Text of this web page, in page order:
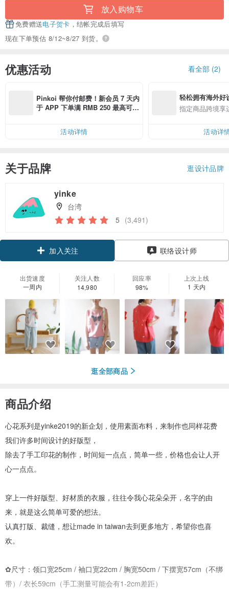
放入购物车
免费赠送电子贺卡 ，结帐完成后填写
现在下单预估 8/12~8/27 到货。
优惠活动 看全部 (2)
Pinkoi 帮你付邮费！新会员 7 天内
于 APP 下单满 RMB 250 最高可折
活动详情
轻松拥有海外好
指定商品跨境享
活动详
关于品牌 逛设计品牌
yinke
台湾
5 (3,491)
加入关注 联络设计师
出货速度
一周内
关注人数
14,980
回应率
98%
上次上线
1 天内
逛全部商品
商品介绍
心花系列是yinke2019的新企划，使用素面布料，来制作也同样花费
我们许多时间设计的好版型，
除去了手工印花的制作，时间短一点点，简单一些，价格也会让人开
心一点点。
穿上一件好版型、好材质的衣服，往往令我心花朵朵开，名字的由
来，就是这么简单可爱的想法。
认真打版、裁缝，想让made in taiwan去到更多地方，希望你也喜
欢。
✿尺寸：领口宽25cm / 袖口宽22cm / 胸宽50cm / 下摆宽57cm（不绑
带）/ 衣长59cm（手工测量可能会有1-2cm差距）